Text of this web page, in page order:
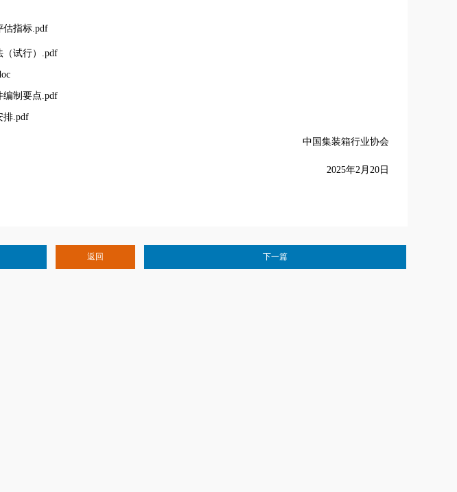
估指标.pdf
（试行）.pdf
编制要点.pdf
排.pdf
中国集装箱行业协会
2025年2月20日
返回 下一篇